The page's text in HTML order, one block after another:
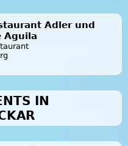
Adler und
Aguila
IN